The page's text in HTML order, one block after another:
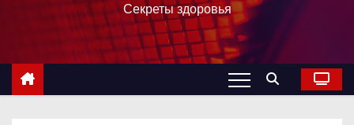
с
Секреты здоровья